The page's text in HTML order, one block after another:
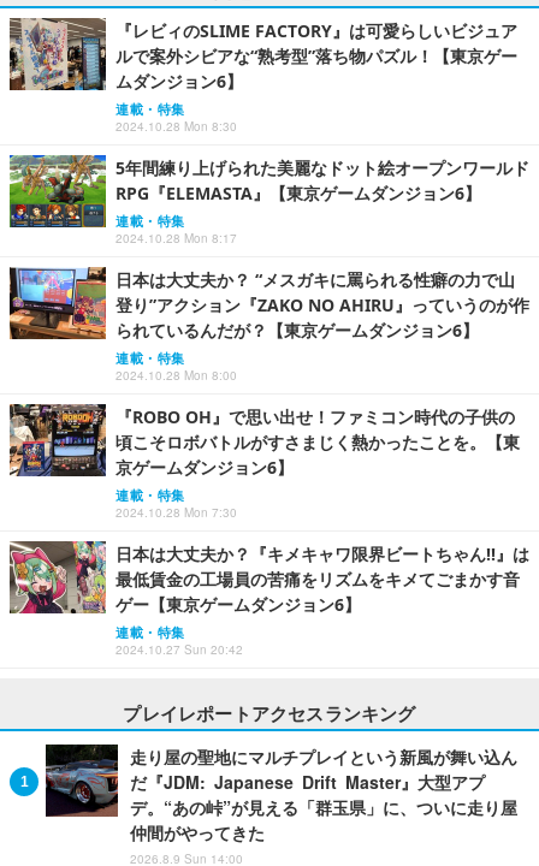
『レビィのSLIME FACTORY』は可愛らしいビジュア
ルで案外シビアな“熟考型”落ち物パズル！【東京ゲー
ムダンジョン6】
連載・特集
2024.10.28 Mon 8:30
5年間練り上げられた美麗なドット絵オープンワールド
RPG『ELEMASTA』【東京ゲームダンジョン6】
連載・特集
2024.10.28 Mon 8:17
日本は大丈夫か？ “メスガキに罵られる性癖の力で山
登り”アクション『ZAKO NO AHIRU』っていうのが作
られているんだが？【東京ゲームダンジョン6】
連載・特集
2024.10.28 Mon 8:00
『ROBO OH』で思い出せ！ファミコン時代の子供の
頃こそロボバトルがすさまじく熱かったことを。【東
京ゲームダンジョン6】
連載・特集
2024.10.28 Mon 7:30
日本は大丈夫か？『キメキャワ限界ビートちゃん!!』は
最低賃金の工場員の苦痛をリズムをキメてごまかす音
ゲー【東京ゲームダンジョン6】
連載・特集
2024.10.27 Sun 20:42
プレイレポートアクセスランキング
走り屋の聖地にマルチプレイという新風が舞い込ん
だ『JDM: Japanese Drift Master』大型アプ
デ。“あの峠”が見える「群玉県」に、ついに走り屋
仲間がやってきた
2026.8.9 Sun 14:00